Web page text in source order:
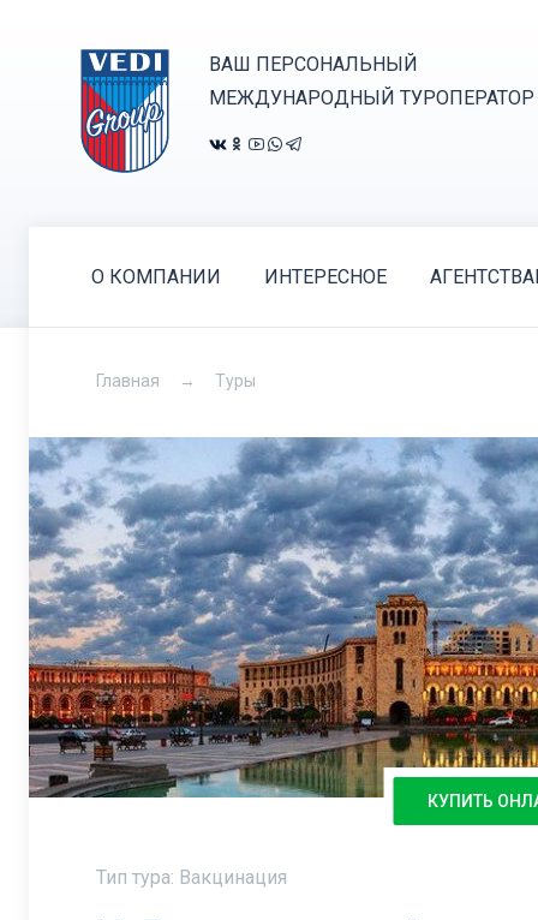
ВАШ ПЕРСОНАЛЬНЫЙ
МЕЖДУНАРОДНЫЙ ТУРОПЕРАТОР
О КОМПАНИИ ИНТЕРЕСНОЕ
Главная Туры
КУПИТЬ
Тип тура: Вакцинация